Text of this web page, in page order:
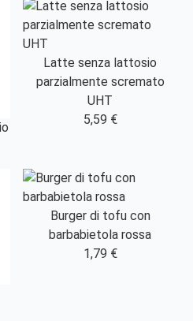
Latte senza lattosio
parzialmente scremato
UHT
5,59 €
Burger di tofu con
barbabietola rossa
1,79 €